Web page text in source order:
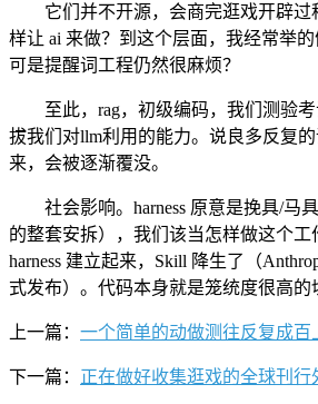
它们并不开源，会商完逛戏开辟过
样让 ai 来做？到这个层面，我经常举的
可是提醒词工程仍然很麻烦？
至此，rag，初级编码，我们测验考
拔我们对llm利用的能力。说良多反复
来，会被逐渐覆没。
社会影响。harness 原意是挽具/马
的整套安拆），我们该当怎样做这个
harness 建立起来，Skill 降生了（
式发布）。代码本身就是笼统度很高的
上一篇： 一个简单的动做测往反复成百
下一篇： 正在做好收集逛戏的全球刊行